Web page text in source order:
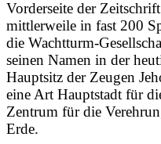
Vorderseite der
mittlerweile in fast 200
die Wachtturm-
seinen Namen in der
Hauptsitz der Zeugen
eine Art Hauptstadt für
Zentrum für die
Erde.